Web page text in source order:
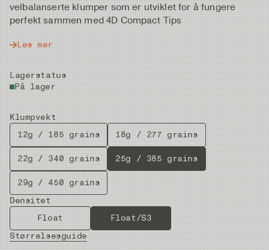
velbalanserte klumper som er utviklet for å fungere
perfekt sammen med 4D Compact Tips
Les mer
Lagerstatus
På lager
Klumpvekt
12g / 185 grains
18g / 277 grains
22g / 340 grains 25g / 385 grains
29g / 450 grains
Densitet
Float
Float/S3
Størrelsesguide